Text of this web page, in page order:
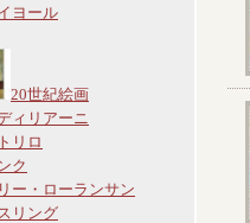
ヨール
20世紀絵画
ィリアーニ
リロ
ク
ー・ローランサン
リング